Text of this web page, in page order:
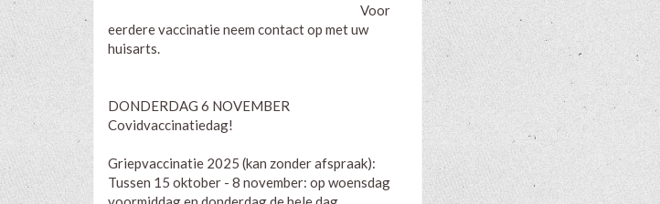
Voor
eerdere vaccinatie neem contact op met uw
huisarts.
DONDERDAG 6 NOVEMBER
Covidvaccinatiedag!
Griepvaccinatie 2025 (kan zonder afspraak):
Tussen 15 oktober - 8 november: op woensdag